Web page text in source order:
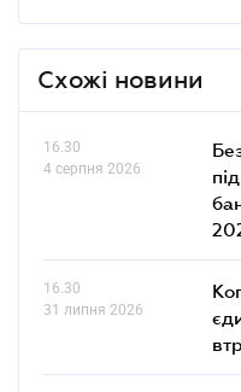
Схожі новини
16.30
4 серпня 2026
16.30
31 липня 2026